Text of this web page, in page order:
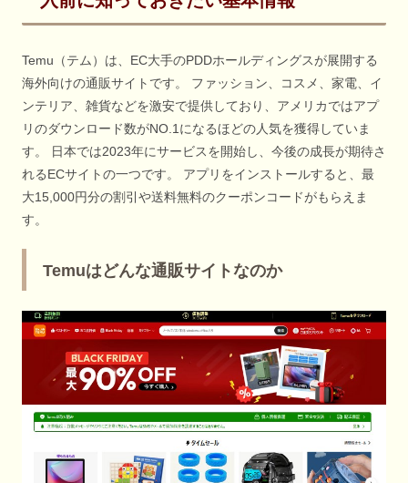
Temu（テム）は、EC大手のPDDホールディングスが展開する
海外向けの通販サイトです。 ファッション、コスメ、家電、イ
ンテリア、雑貨などを激安で提供しており、アメリカではアプ
リのダウンロード数がNO.1になるほどの人気を獲得していま
す。 日本では2023年にサービスを開始し、今後の成長が期待さ
れるECサイトの一つです。 アプリをインストールすると、最
大15,000円分の割引や送料無料のクーポンコードがもらえま
す。
Temuはどんな通販サイトなのか